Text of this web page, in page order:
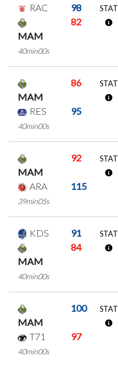
RAC 98
MAM
82
40min00s
STAT
MAM
86
RES 95
40min00s
STAT
MAM
92
ARA 115
39min05s
STAT
KDS 91
MAM
84
40min00s
STAT
MAM
100
T71 97
40min00s
STAT